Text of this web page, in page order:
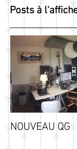
Posts à l'affiche